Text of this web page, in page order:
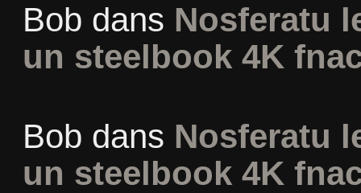
Bob dans Nosferatu
un steelbook 4K
Bob dans Nosferatu
un steelbook 4K